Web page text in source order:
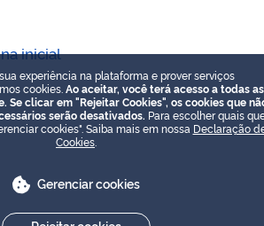
inicial
experiência na plataforma e prover serviços
cookies. Ao aceitar, você terá acesso a todas as
Se clicar em "Rejeitar Cookies", os cookies que
serão desativados. Para escolher quais
cookies". Saiba mais em nossa Declaração
Cookies
Gerenciar cookies